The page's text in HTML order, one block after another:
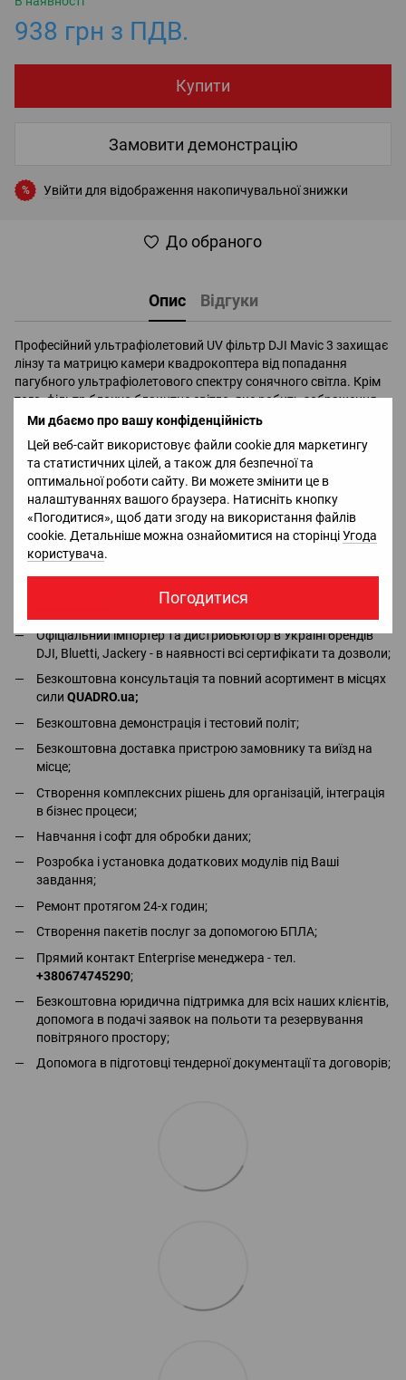
Ми дбаємо про вашу конфіденційність
Цей веб-сайт використовує файли cookie для маркетингу
та статистичних цілей, а також для безпечної та
оптимальної роботи сайту. Ви можете змінити це в
налаштуваннях вашого браузера. Натисніть кнопку
«Погодитися», щоб дати згоду на використання файлів
cookie. Детальніше можна ознайомитися на сторінціУгода
користувача.
Погодитися
938 грн з ПДВ.
Купити
Замовити демонстрацію
% Увійти для відображення накопичувальної знижки
До обраного
Опис Відгуки
Професійний ультрафіолетовий UV фільтр DJI Mavic 3 захищає
лінзу та матрицю камери квадрокоптера від попадання
пагубного ультрафіолетового спектру сонячного світла. Крім
того, фільтр блокує блакитне світло, яке робить зображення
розмитим або надмірно білим під час зйомки на відкритій
UV фільтр Mavic 3 виготовлений з високоякісного оптичного
скла з мінімальним індексом відображення, що гарантує
відсутність оптичних спотворень від фільтра на зображенні.
Скло проходить багаторазове шліфування, полірування, а
потім покривається з обох боків масло/водостійким та
захисним покриттям.
Оплата Гарантія
Офіціальний імпортер та дистрибьютор в Україні брендів
DJI, Bluetti, Jackery - в наявності всі сертифікати та дозволи;
Безкоштовна консультація та повний асортимент в місцях
сили QUADRO.ua;
Безкоштовна демонстрація і тестовий політ;
Безкоштовна доставка пристрою замовнику та виїзд на
місце;
Створення комплексних рішень для організацій, інтеграція
в бізнес процеси;
Навчання і софт для обробки даних;
Розробка і установка додаткових модулів під Ваші
завдання;
Ремонт протягом 24-х годин;
Створення пакетів послуг за допомогою БПЛА;
Прямий контакт Enterprise менеджера - тел.
+380674745290;
Безкоштовна юридична підтримка для всіх наших клієнтів,
допомога в подачі заявок на польоти та резервування
повітряного простору;
Допомога в підготовці тендерної документації та договорів;